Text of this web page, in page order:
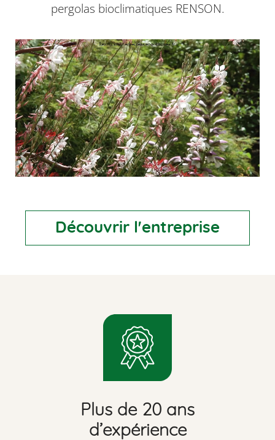
pergolas bioclimatiques RENSON.
Découvrir l'entreprise
Plus de 20 ans
d’expérience